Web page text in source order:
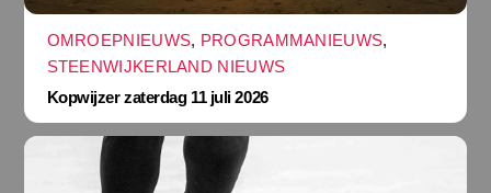
OMROEPNIEUWS, PROGRAMMANIEUWS,
STEENWIJKERLAND NIEUWS
Kopwijzer zaterdag 11 juli 2026